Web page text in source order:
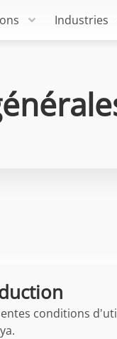
Industries
conditions